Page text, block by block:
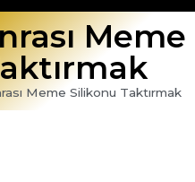
Meme
Meme Silikonu Taktırmak